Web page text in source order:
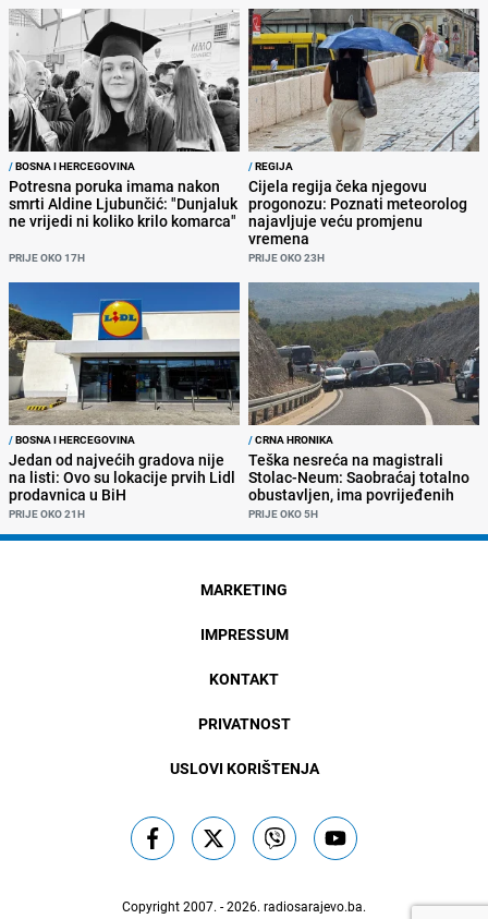
/BOSNA I HERCEGOVINA
Potresna poruka imama nakon
smrti Aldine Ljubunčić: "Dunjaluk
ne vrijedi ni koliko krilo komarca"
PRIJE OKO 17H
/REGIJA
Cijela regija čeka njegovu
progonozu: Poznati meteorolog
najavljuje veću promjenu
vremena
PRIJE OKO 23H
/BOSNA I HERCEGOVINA
Jedan od najvećih gradova nije
na listi: Ovo su lokacije prvih Lidl
prodavnica u BiH
PRIJE OKO 21H
/CRNA HRONIKA
Teška nesreća na magistrali
Stolac-Neum: Saobraćaj totalno
obustavljen, ima povrijeđenih
PRIJE OKO 5H
MARKETING
IMPRESSUM
KONTAKT
PRIVATNOST
USLOVI KORIŠTENJA
Copyright 2007. - 2026. radiosarajevo.ba.